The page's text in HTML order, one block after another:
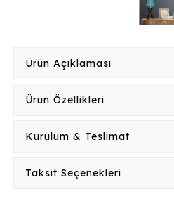
Ürün Açıklaması
Ürün Özellikleri
Kurulum & Teslimat
Taksit Seçenekleri